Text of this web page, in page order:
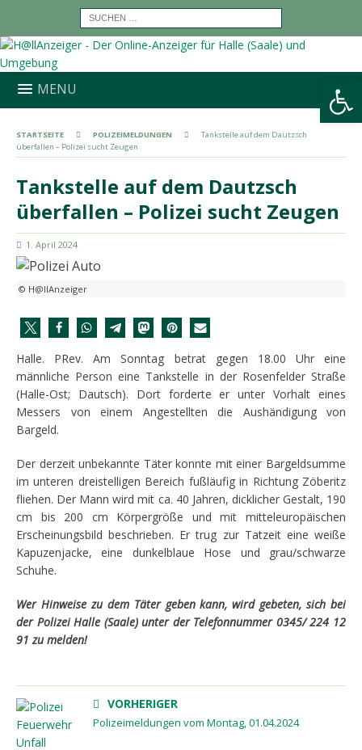
Werkzeugleiste öffnen
MENU
STARTSEITE POLIZEIMELDUNGEN
Tankstelle auf dem Dautzsch
überfallen – Polizei sucht Zeugen
Tankstelle auf dem Dautzsch
überfallen – Polizei sucht Zeugen
1. April 2024
© H@llAnzeiger
Halle. PRev. Am Sonntag betrat gegen 18.00 Uhr eine
männliche Person eine Tankstelle in der Rosenfelder Straße
(Halle-Ost; Dautsch). Dort forderte er unter Vorhalt eines
Messers von einem Angestellten die Aushändigung von
Bargeld.
Der derzeit unbekannte Täter konnte mit einer Bargeldsumme
im unteren dreistelligen Bereich fußläufig in Richtung Zöberitz
fliehen. Der Mann wird mit ca. 40 Jahren, dicklicher Gestalt, 190
cm bis 200 cm Körpergröße und mit mitteleuropäischen
Erscheinungsbild beschrieben. Er trug zur Tatzeit eine weiße
Kapuzenjacke, eine dunkelblaue Hose und grau/schwarze
Schuhe.
Wer Hinweise zu dem Täter geben kann, wird gebeten, sich bei
der Polizei Halle (Saale) unter der Telefonnummer 0345/ 224 12
91 zu melden!
VORHERIGER
Polizeimeldungen vom Montag, 01.04.2024